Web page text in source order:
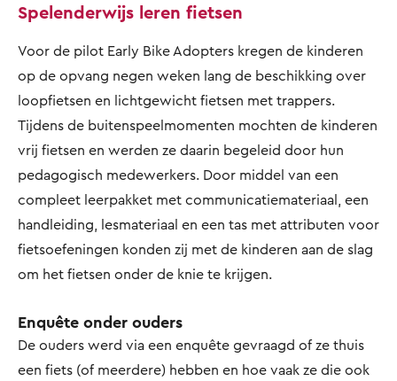
Spelenderwijs leren fietsen
Voor de pilot Early Bike Adopters kregen de kinderen
op de opvang negen weken lang de beschikking over
loopfietsen en lichtgewicht fietsen met trappers.
Tijdens de buitenspeelmomenten mochten de kinderen
vrij fietsen en werden ze daarin begeleid door hun
pedagogisch medewerkers. Door middel van een
compleet leerpakket met communicatiemateriaal, een
handleiding, lesmateriaal en een tas met attributen voor
fietsoefeningen konden zij met de kinderen aan de slag
om het fietsen onder de knie te krijgen.
Enquête onder ouders
De ouders werd via een enquête gevraagd of ze thuis
een fiets (of meerdere) hebben en hoe vaak ze die ook